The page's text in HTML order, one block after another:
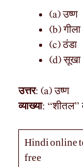
(a) उष्ण
(b) गीला
(c) ठंडा
(d) सूखा
उत्तर: (a) उष्ण
व्याख्या: “शीतल”
Hindi online
free